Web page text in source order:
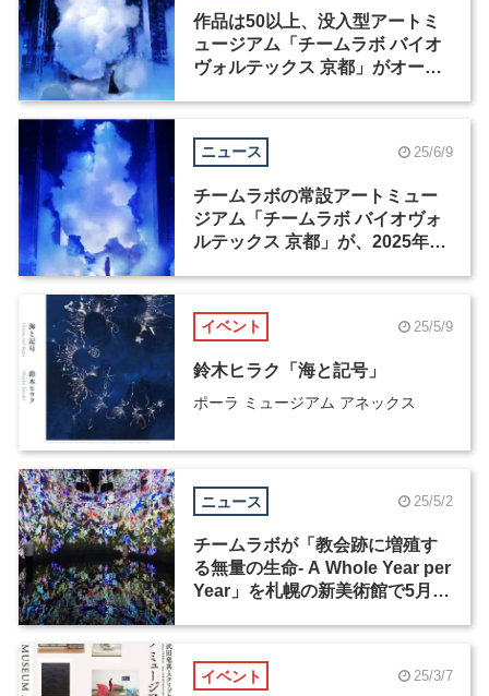
作品は50以上、没入型アートミ
ュージアム「チームラボ バイオ
ヴォルテックス 京都」がオープ
ニュース 25/6/9
チームラボの常設アートミュー
ジアム「チームラボ バイオヴォ
ルテックス 京都」が、2025年秋
イベント 25/5/9
鈴木ヒラク「海と記号」
ポーラ ミュージアム アネックス
ニュース 25/5/2
チームラボが「教会跡に増殖す
る無量の生命- A Whole Year per
Year」を札幌の新美術館で5月2
イベント 25/3/7